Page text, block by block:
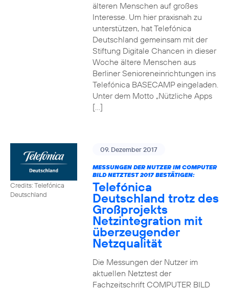
älteren Menschen auf großes
Interesse. Um hier praxisnah zu
unterstützen, hat Telefónica
Deutschland gemeinsam mit der
Stiftung Digitale Chancen in dieser
Woche ältere Menschen aus
Berliner Senioreneinrichtungen ins
Telefónica BASECAMP eingeladen.
Unter dem Motto „Nützliche Apps
[…]
Credits: Telefónica
Deutschland
09. Dezember 2017
MESSUNGEN DER NUTZER IM COMPUTER
BILD NETZTEST 2017 BESTÄTIGEN:
Telefónica
Deutschland trotz des
Großprojekts
Netzintegration mit
überzeugender
Netzqualität
Die Messungen der Nutzer im
aktuellen Netztest der
Fachzeitschrift COMPUTER BILD